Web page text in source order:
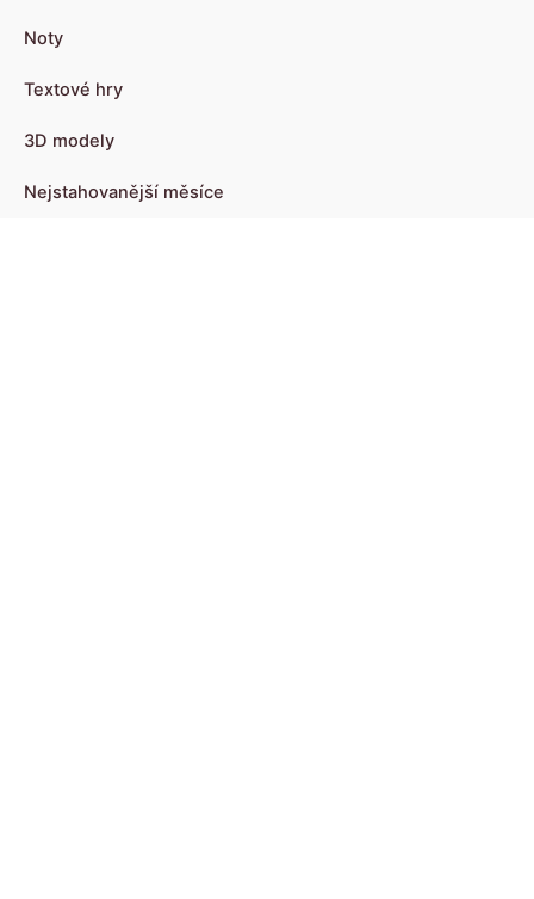
Noty
Textové hry
3D modely
Nejstahovanější měsíce